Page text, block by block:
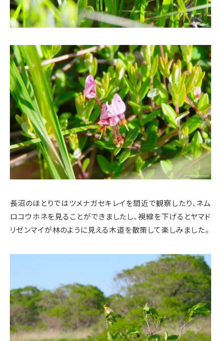
長沼のほとりではツメナガセキレイを間近で観察したり、ネム
ロコウホネを見ることができましたし、視線を下げるとヤマド
リゼンマイが林のように見える木道を散策して楽しみました。